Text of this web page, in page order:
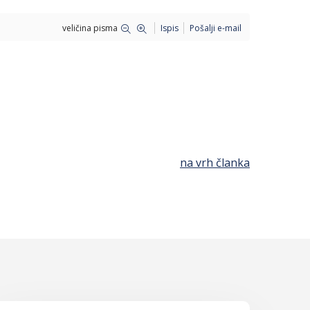
veličina pisma Ispis Pošalji e-mail
na vrh članka